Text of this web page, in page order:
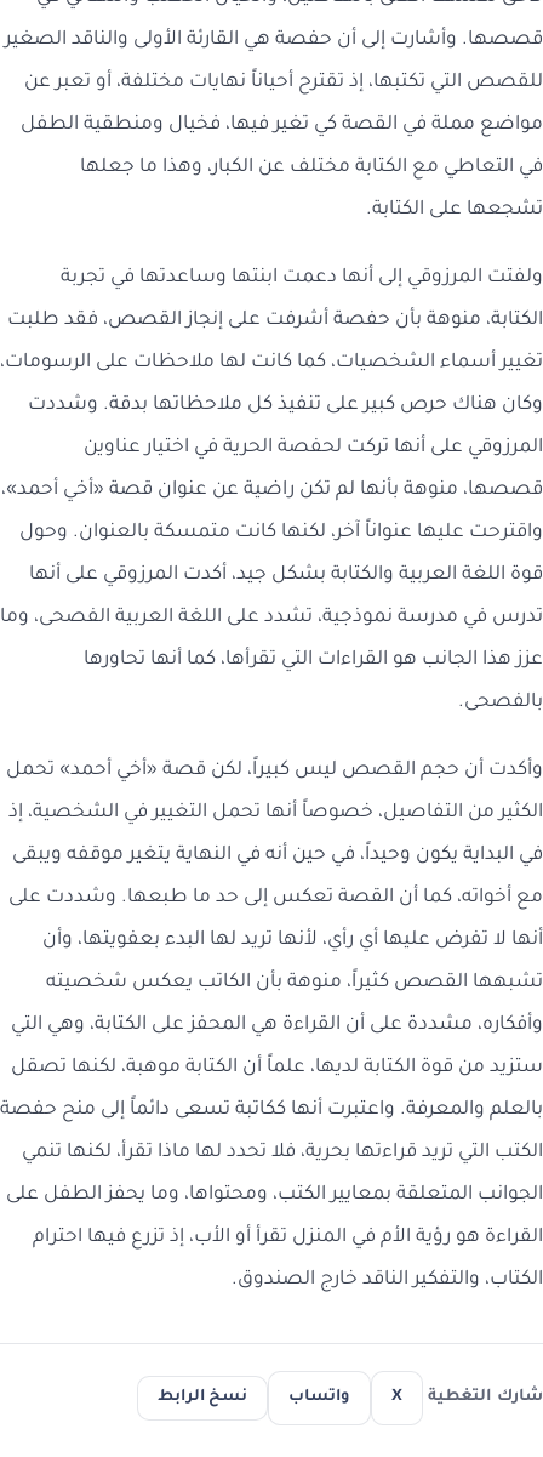
قصصها. وأشارت إلى أن حفصة هي القارئة الأولى والناقد الصغير
للقصص التي تكتبها، إذ تقترح أحياناً نهايات مختلفة، أو تعبر عن
مواضع مملة في القصة كي تغير فيها، فخيال ومنطقية الطفل
في التعاطي مع الكتابة مختلف عن الكبار، وهذا ما جعلها
تشجعها على الكتابة.
ولفتت المرزوقي إلى أنها دعمت ابنتها وساعدتها في تجربة
الكتابة، منوهة بأن حفصة أشرفت على إنجاز القصص، فقد طلبت
تغيير أسماء الشخصيات، كما كانت لها ملاحظات على الرسومات،
وكان هناك حرص كبير على تنفيذ كل ملاحظاتها بدقة. وشددت
المرزوقي على أنها تركت لحفصة الحرية في اختيار عناوين
قصصها، منوهة بأنها لم تكن راضية عن عنوان قصة «أخي أحمد»،
واقترحت عليها عنواناً آخر، لكنها كانت متمسكة بالعنوان. وحول
قوة اللغة العربية والكتابة بشكل جيد، أكدت المرزوقي على أنها
تدرس في مدرسة نموذجية، تشدد على اللغة العربية الفصحى، وما
عزز هذا الجانب هو القراءات التي تقرأها، كما أنها تحاورها
بالفصحى.
وأكدت أن حجم القصص ليس كبيراً، لكن قصة «أخي أحمد» تحمل
الكثير من التفاصيل، خصوصاً أنها تحمل التغيير في الشخصية، إذ
في البداية يكون وحيداً، في حين أنه في النهاية يتغير موقفه ويبقى
مع أخواته، كما أن القصة تعكس إلى حد ما طبعها. وشددت على
أنها لا تفرض عليها أي رأي، لأنها تريد لها البدء بعفويتها، وأن
تشبهها القصص كثيراً، منوهة بأن الكاتب يعكس شخصيته
وأفكاره، مشددة على أن القراءة هي المحفز على الكتابة، وهي التي
ستزيد من قوة الكتابة لديها، علماً أن الكتابة موهبة، لكنها تصقل
بالعلم والمعرفة. واعتبرت أنها ككاتبة تسعى دائماً إلى منح حفصة
الكتب التي تريد قراءتها بحرية، فلا تحدد لها ماذا تقرأ، لكنها تنمي
الجوانب المتعلقة بمعايير الكتب، ومحتواها، وما يحفز الطفل على
القراءة هو رؤية الأم في المنزل تقرأ أو الأب، إذ تزرع فيها احترام
الكتاب، والتفكير الناقد خارج الصندوق.
شارك التغطية X واتساب نسخ الرابط